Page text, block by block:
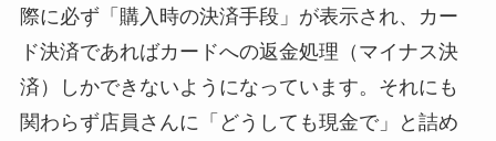
際に必ず「購入時の決済手段」が表示され、カー
ド決済であればカードへの返金処理（マイナス決
済）しかできないようになっています。それにも
関わらず店員さんに「どうしても現金で」と詰め